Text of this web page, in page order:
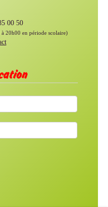
00 50
20h00 en période scolaire)